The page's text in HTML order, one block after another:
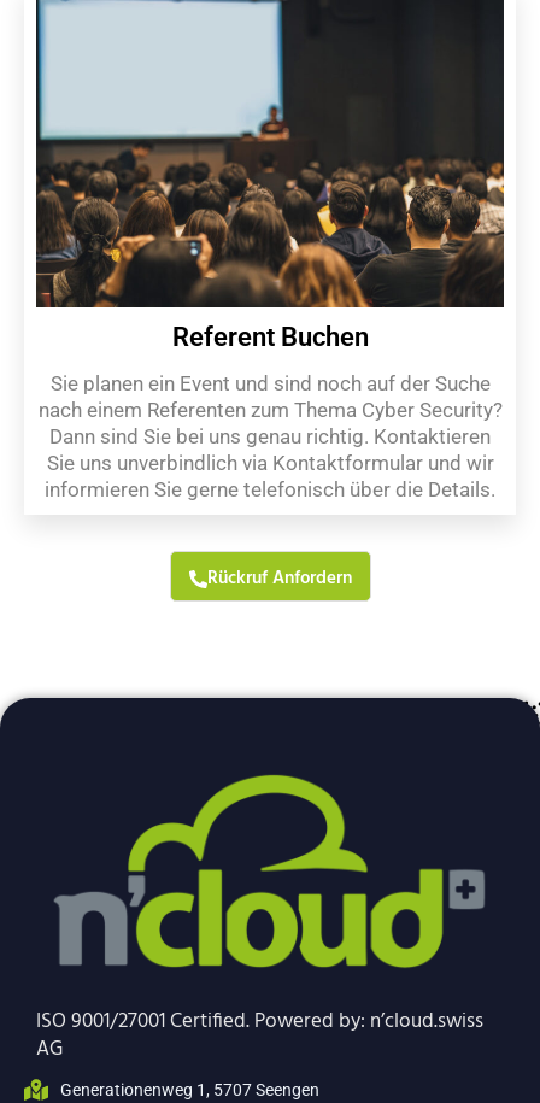
Referent Buchen
Sie planen ein Event und sind noch auf der Suche
nach einem Referenten zum Thema Cyber Security?
Dann sind Sie bei uns genau richtig. Kontaktieren
Sie uns unverbindlich via Kontaktformular und wir
informieren Sie gerne telefonisch über die Details.
Rückruf Anfordern
ISO 9001/27001 Certified. Powered by: n’cloud.swiss
AG
Generationenweg 1, 5707 Seengen